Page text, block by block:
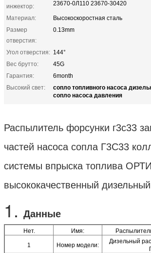
инжектор:
23670-0Л110 23670-30420
Материал:
Высокоскоростная сталь
Размер
отверстия:
0.13mm
Угол отверстия: 144°
Вес брутто:
45G
Гарантия:
6month
Высокий свет:
сопло топливного насоса
сопло насоса давления
Распылитель форсунки г3с33
частей насоса сопла Г3С33
системы впрыска топлива
высококачественный дизельный
1. Данные
Нет. Имя:
1 Номер модели:
Дизельный